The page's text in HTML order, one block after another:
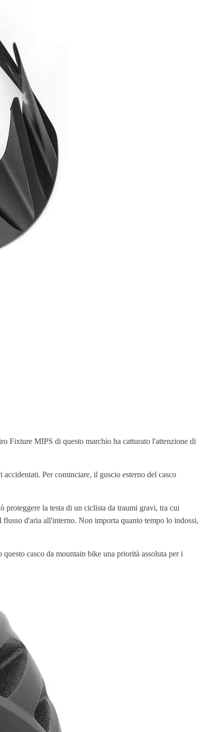
Fixture MIPS di questo marchio ha catturato l'attenzione di
Per cominciare, il guscio esterno del casco
la testa di un ciclista da traumi gravi, tra cui
d'aria all'interno. Non importa quanto tempo lo indossi,
casco da mountain bike una priorità assoluta per i